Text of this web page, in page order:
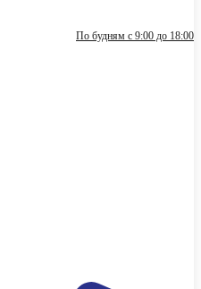
По будням с 9:00 до 18:00